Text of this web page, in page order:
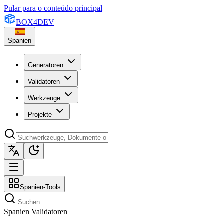
Pular para o conteúdo principal
BOX4DEV
Spanien
Generatoren
Validatoren
Werkzeuge
Projekte
Spanien-Tools
Spanien Validatoren